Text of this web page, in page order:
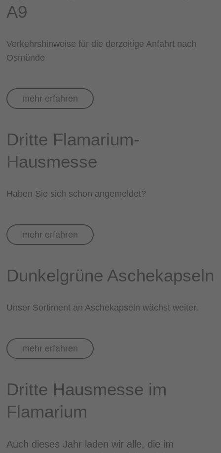
A9
Verkehrshinweise für die derzeitige Anfahrt nach
Osmünde
mehr erfahren
Dritte Flamarium-
Hausmesse
Haben Sie sich schon angemeldet?
mehr erfahren
Dunkelgrüne Aschekapseln
Unser Sortiment an Aschekapseln wächst weiter.
mehr erfahren
Dritte Hausmesse im
Flamarium
Auch dieses Jahr laden wir alle, die im